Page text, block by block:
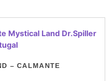
– CALMANTE